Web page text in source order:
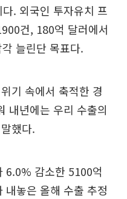
. 외국인 투자유치 프
건, 180억 달러에서
늘린단 목표다.
기 속에서 축적한 경
내년에는 우리 수출의
했다.
6.0% 감소한 5100억
내놓은 올해 수출 추정